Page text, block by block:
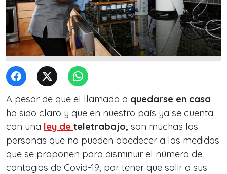
A pesar de que el llamado a quedarse en casa
ha sido claro y que en nuestro país ya se cuenta
con una ley de teletrabajo, son muchas las
personas que no pueden obedecer a las medidas
que se proponen para disminuir el número de
contagios de Covid-19, por tener que salir a sus